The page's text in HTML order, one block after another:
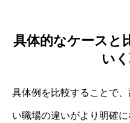
具体的なケースと
いく
具体例を比較することで
い職場の違いがより明確